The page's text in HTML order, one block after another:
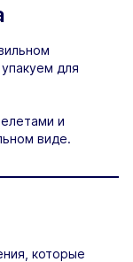
для
и
виде.
которые